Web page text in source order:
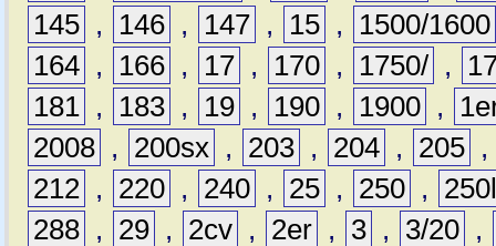
145 , 146 , 147 , 15 ,
1500/1600
164 , 166 , 17 , 170 , 1750/ ,
181 , 183 , 19 , 190 , 1900 ,
2008 , 200sx , 203 , 204 , 205 ,
212 , 220 , 240 , 25 , 250 ,
288 , 29 , 2cv , 2er , 3 , 3/20 ,